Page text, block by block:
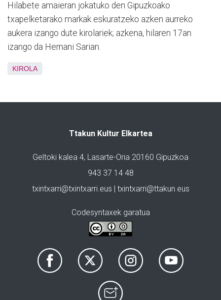
Hilabete amaieran jokatuko den Gipuzkoako
txapelketarako markak eskuratzeko azken aurreko
aukera izango dute kirolariek; azkena, hilaren 17an
izango da Hernani Sarian.
KIROLA
Ttakun Kultur Elkartea
Geltoki kalea 4, Lasarte-Oria 20160 Gipuzkoa
943 37 14 48
txintxarri@txintxarri.eus | txintxarri@ttakun.eus
Codesyntaxek garatua